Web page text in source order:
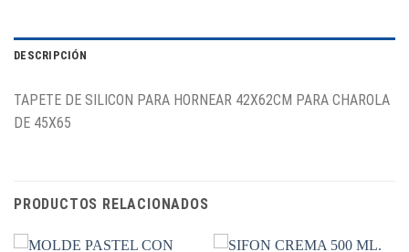
DESCRIPCIÓN
TAPETE DE SILICON PARA HORNEAR 42X62CM PARA CHAROLA
DE 45X65
PRODUCTOS RELACIONADOS